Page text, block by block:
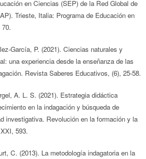
en Ciencias (SEP) de la Red Global de
Trieste, Italia: Programa de Educación en
García, P. (2021). Ciencias naturales y
una experiencia desde la enseñanza de las
Revista Saberes Educativos, (6), 25-58.
A. L. S. (2021). Estrategia didáctica
en la indagación y búsqueda de
investigativa. Revolución en la formación y la
593.
C. (2013). La metodología indagatoria en la